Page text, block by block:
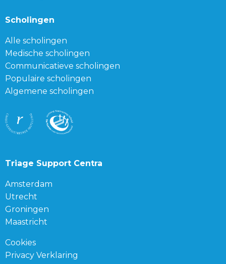
Scholingen
Alle scholingen
Medische scholingen
Communicatieve scholingen
Populaire scholingen
Algemene scholingen
Triage Support Centra
Amsterdam
Utrecht
Groningen
Maastricht
Cookies
Privacy Verklaring